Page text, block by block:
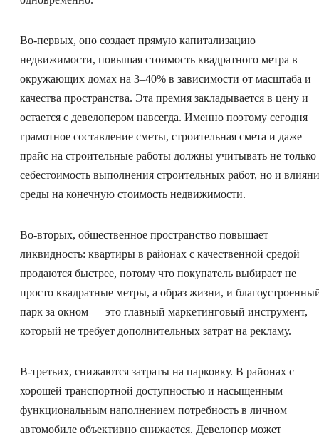
Во-первых, оно создает прямую капитализацию
недвижимости, повышая стоимость квадратного метра в
окружающих домах на 3–40% в зависимости от масштаба и
качества пространства. Эта премия закладывается в цену и
остается с девелопером навсегда. Именно поэтому сегодня
грамотное составление сметы, строительная смета и даже
прайс на строительные работы должны учитывать не только
себестоимость выполнения строительных работ, но и
среды на конечную стоимость недвижимости.
Во-вторых, общественное пространство повышает
ликвидность: квартиры в районах с качественной средой
продаются быстрее, потому что покупатель выбирает не
просто квадратные метры, а образ жизни, и
парк за окном — это главный маркетинговый инструмент,
который не требует дополнительных затрат на рекламу.
В-третьих, снижаются затраты на парковку. В районах с
хорошей транспортной доступностью и насыщенным
функциональным наполнением потребность в личном
автомобиле объективно снижается. Девелопер может